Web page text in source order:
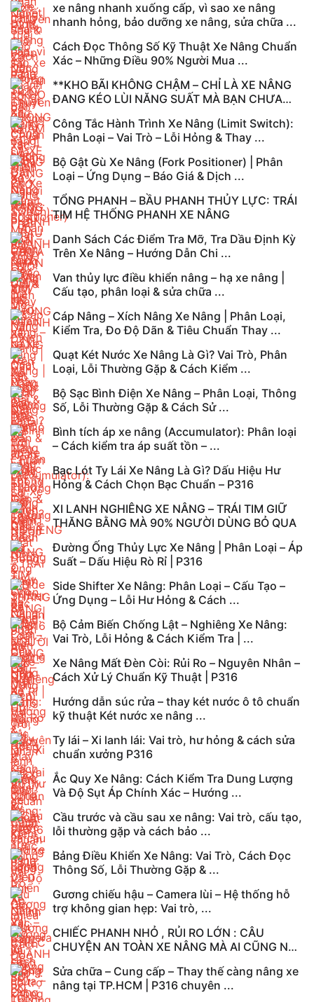
xe nâng nhanh xuống cấp, vì sao xe nâng
nhanh hỏng, bảo dưỡng xe nâng, sửa chữa ...
Cách Đọc Thông Số Kỹ Thuật Xe Nâng Chuẩn
Xác – Những Điều 90% Người Mua ...
**KHO BÃI KHÔNG CHẬM – CHỈ LÀ XE NÂNG
ĐANG KÉO LÙI NĂNG SUẤT MÀ BẠN CHƯA
Công Tắc Hành Trình Xe Nâng (Limit Switch):
Phân Loại – Vai Trò – Lỗi Hỏng & Thay ...
Bộ Gật Gù Xe Nâng (Fork Positioner) | Phân
Loại – Ứng Dụng – Báo Giá & Dịch ...
TỔNG PHANH – BẦU PHANH THỦY LỰC: TRÁI
TIM HỆ THỐNG PHANH XE NÂNG
Danh Sách Các Điểm Tra Mỡ, Tra Dầu Định Kỳ
Trên Xe Nâng – Hướng Dẫn Chi ...
Van thủy lực điều khiển nâng – hạ xe nâng |
Cấu tạo, phân loại & sửa chữa ...
Cáp Nâng – Xích Nâng Xe Nâng | Phân Loại,
Kiểm Tra, Đo Độ Dãn & Tiêu Chuẩn Thay ...
Quạt Két Nước Xe Nâng Là Gì? Vai Trò, Phân
Loại, Lỗi Thường Gặp & Cách Kiểm ...
Bộ Sạc Bình Điện Xe Nâng – Phân Loại, Thông
Số, Lỗi Thường Gặp & Cách Sử ...
Bình tích áp xe nâng (Accumulator): Phân loại
– Cách kiểm tra áp suất tồn – ...
Bạc Lót Ty Lái Xe Nâng Là Gì? Dấu Hiệu Hư
Hỏng & Cách Chọn Bạc Chuẩn – P316
XI LANH NGHIÊNG XE NÂNG – TRÁI TIM GIỮ
THĂNG BẰNG MÀ 90% NGƯỜI DÙNG BỎ QUA
Đường Ống Thủy Lực Xe Nâng | Phân Loại – Áp
Suất – Dấu Hiệu Rò Rỉ | P316
Side Shifter Xe Nâng: Phân Loại – Cấu Tạo –
Ứng Dụng – Lỗi Hư Hỏng & Cách ...
Bộ Cảm Biến Chống Lật – Nghiêng Xe Nâng:
Vai Trò, Lỗi Hỏng & Cách Kiểm Tra | ...
Xe Nâng Mất Đèn Còi: Rủi Ro – Nguyên Nhân –
Cách Xử Lý Chuẩn Kỹ Thuật | P316
Hướng dẫn súc rửa – thay két nước ô tô chuẩn
kỹ thuật Két nước xe nâng ...
Ty lái – Xi lanh lái: Vai trò, hư hỏng & cách sửa
chuẩn xưởng P316
Ắc Quy Xe Nâng: Cách Kiểm Tra Dung Lượng
Và Độ Sụt Áp Chính Xác – Hướng ...
Cầu trước và cầu sau xe nâng: Vai trò, cấu tạo,
lỗi thường gặp và cách bảo ...
Bảng Điều Khiển Xe Nâng: Vai Trò, Cách Đọc
Thông Số, Lỗi Thường Gặp & ...
Gương chiếu hậu – Camera lùi – Hệ thống hỗ
trợ không gian hẹp: Vai trò, ...
CHIẾC PHANH NHỎ , RỦI RO LỚN : CÂU
CHUYỆN AN TOÀN XE NÂNG MÀ AI CŨNG NÊN
Sửa chữa – Cung cấp – Thay thế càng nâng xe
nâng tại TP.HCM | P316 chuyên ...